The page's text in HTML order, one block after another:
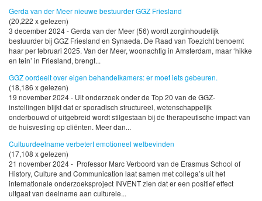
Gerda van der Meer nieuwe bestuurder GGZ Friesland
(20,222 x gelezen)
3 december 2024 - Gerda van der Meer (56) wordt zorginhoudelijk
bestuurder bij GGZ Friesland en Synaeda. De Raad van Toezicht benoemt
haar per februari 2025. Van der Meer, woonachtig in Amsterdam, maar ‘hikke
en tein’ in Friesland, brengt...
GGZ oordeelt over eigen behandelkamers: er moet iets gebeuren.
(18,186 x gelezen)
19 november 2024 - Uit onderzoek onder de Top 20 van de GGZ-
instellingen blijkt dat er sporadisch structureel, wetenschappelijk
onderbouwd of uitgebreid wordt stilgestaan bij de therapeutische impact van
de huisvesting op cliënten. Meer dan...
Cultuurdeelname verbetert emotioneel welbevinden
(17,108 x gelezen)
21 november 2024 - Professor Marc Verboord van de Erasmus School of
History, Culture and Communication laat samen met collega’s uit het
internationale onderzoeksproject INVENT zien dat er een positief effect
uitgaat van deelname aan culturele...